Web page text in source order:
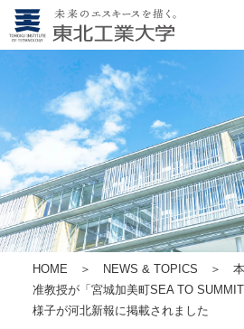
HOME ＞ NEWS & TOPICS ＞ 本
准教授が「宮城加美町SEA TO
様子が河北新報に掲載されました